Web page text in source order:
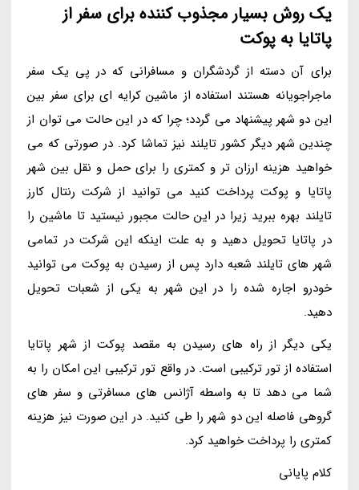
یک روش بسیار مجذوب کننده برای سفر از
پاتایا به پوکت
برای آن دسته از گردشگران و مسافرانی که در پی یک سفر
ماجراجویانه هستند استفاده از ماشین کرایه ای برای سفر بین
این دو شهر پیشنهاد می گردد؛ چرا که در این حالت می توان از
چندین شهر دیگر کشور تایلند نیز تماشا کرد. در صورتی که می
خواهید هزینه ارزان تر و کمتری را برای حمل و نقل بین شهر
پاتایا و پوکت پرداخت کنید می توانید از شرکت رنتال کارز
تایلند بهره ببرید زیرا در این حالت مجبور نیستید تا ماشین را
در پاتایا تحویل دهید و به علت اینکه این شرکت در تمامی
شهر های تایلند شعبه دارد پس از رسیدن به پوکت می توانید
خودرو اجاره شده را در این شهر به یکی از شعبات تحویل
دهید.
یکی دیگر از راه های رسیدن به مقصد پوکت از شهر پاتایا
استفاده از تور ترکیبی است. در واقع تور ترکیبی این امکان را به
شما می دهد تا به واسطه آژانس های مسافرتی و سفر های
گروهی فاصله این دو شهر را طی کنید. در این صورت نیز هزینه
کمتری را پرداخت خواهید کرد.
کلام پایانی